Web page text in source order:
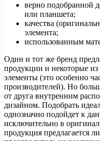
верно подобранной
или планшета;
качества
элемента;
использованным
Один и тот же бренд
продукции и некоторые
элементы (это особенно
производителей). Но
от друга внутренним
дизайном. Подобрать
однозначно подойдет к
исключительно в
продукция предлагается